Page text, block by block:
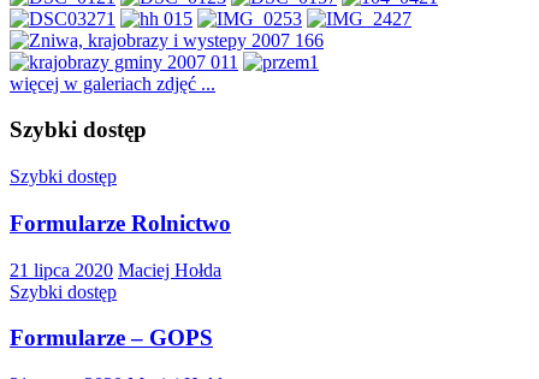
więcej w galeriach zdjęć ...
Szybki dostęp
Szybki dostęp
Formularze Rolnictwo
21 lipca 2020 Maciej Hołda
Szybki dostęp
Formularze – GOPS